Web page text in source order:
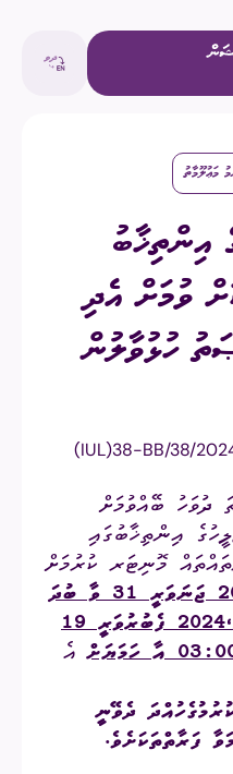
މަޢުލޫމާތު
އިންތިޚާބު
ވުމަށް އެދި
ހުޅުވާލުން
(IUL)38-BB/38/
ވާ އާދިއްތަ ދުވަހު ބޭއްވުމަށް
އިންތިޚާބުގައި
މޮނިޓަރ ކުރުމަށް
2024 ޖަނަވަރީ 31 ވާ ބުދަ
،
2024 ފެބުރުވަރީ 19
އެ
ހުއްދަ ދެވޭނީ
ފަރާތްތަކަށެވެ.